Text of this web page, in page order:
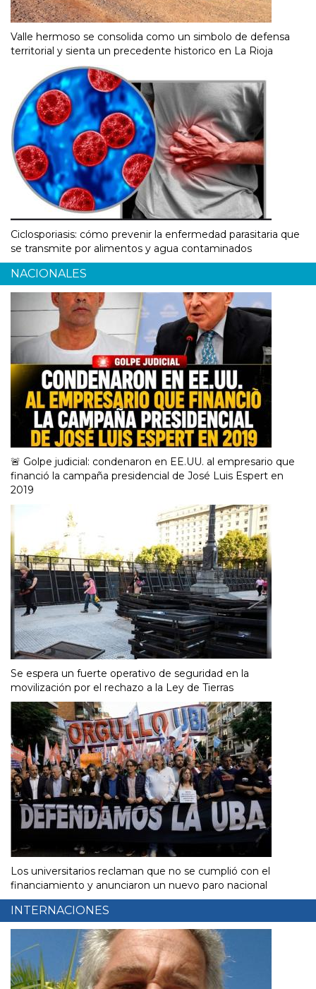
Valle hermoso se consolida como un simbolo de defensa
territorial y sienta un precedente historico en La Rioja
Ciclosporiasis: cómo prevenir la enfermedad parasitaria que
se transmite por alimentos y agua contaminados
NACIONALES
🚨 Golpe judicial: condenaron en EE.UU. al empresario que
financió la campaña presidencial de José Luis Espert en
2019
Se espera un fuerte operativo de seguridad en la
movilización por el rechazo a la Ley de Tierras
Los universitarios reclaman que no se cumplió con el
financiamiento y anunciaron un nuevo paro nacional
INTERNACIONES